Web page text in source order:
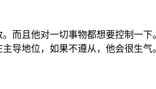
而且他对一切事物都想要控制一
导地位，如果不遵从，他会很生气